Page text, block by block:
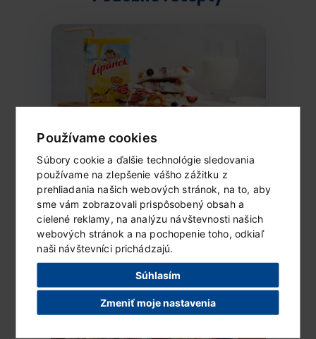
Používame cookies
Súbory cookie a ďalšie technológie sledovania
používame na zlepšenie vášho zážitku z
prehliadania našich webových stránok, na to, aby
sme vám zobrazovali prispôsobený obsah a
cielené reklamy, na analýzu návštevnosti našich
webových stránok a na pochopenie toho, odkiaľ
naši návštevníci prichádzajú.
Súhlasím
Zmeniť moje nastavenia
Mrazený Lipánek s ovocím
a čokoládou
Ingrediencie (6 porcií) 1 vanilkové...